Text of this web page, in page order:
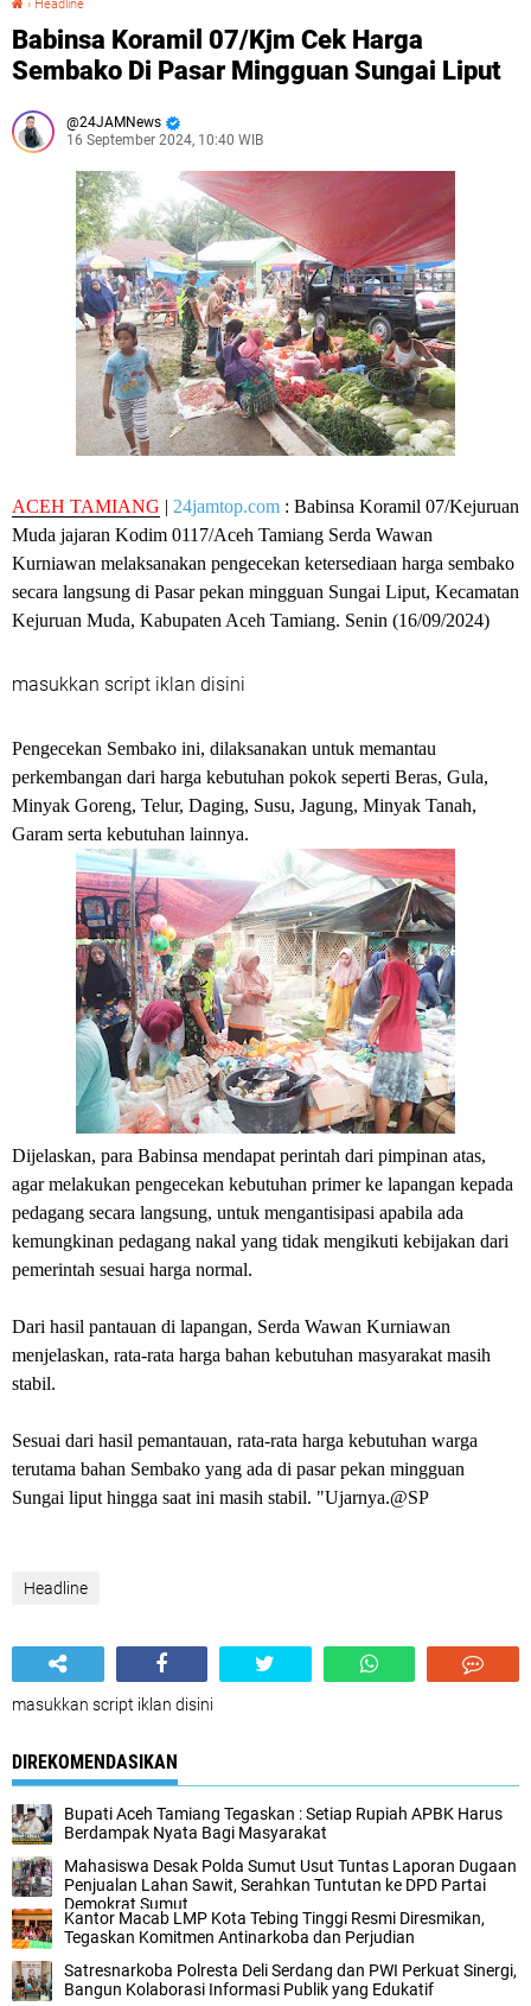
› Headline
Babinsa Koramil 07/Kjm Cek Harga
Sembako Di Pasar Mingguan Sungai Liput
24JAMNews
16 September 2024, 10:40 WIB
ACEH TAMIANG | 24jamtop.com : Babinsa Koramil 07/Kejuruan
Muda jajaran Kodim 0117/Aceh Tamiang Serda Wawan
Kurniawan melaksanakan pengecekan ketersediaan harga sembako
secara langsung di Pasar pekan mingguan Sungai Liput, Kecamatan
Kejuruan Muda, Kabupaten Aceh Tamiang. Senin (16/09/2024)
masukkan script iklan disini
Pengecekan Sembako ini, dilaksanakan untuk memantau
perkembangan dari harga kebutuhan pokok seperti Beras, Gula,
Minyak Goreng, Telur, Daging, Susu, Jagung, Minyak Tanah,
Garam serta kebutuhan lainnya.
Dijelaskan, para Babinsa mendapat perintah dari pimpinan atas,
agar melakukan pengecekan kebutuhan primer ke lapangan kepada
pedagang secara langsung, untuk mengantisipasi apabila ada
kemungkinan pedagang nakal yang tidak mengikuti kebijakan dari
pemerintah sesuai harga normal.
Dari hasil pantauan di lapangan, Serda Wawan Kurniawan
menjelaskan, rata-rata harga bahan kebutuhan masyarakat masih
stabil.
Sesuai dari hasil pemantauan, rata-rata harga kebutuhan warga
terutama bahan Sembako yang ada di pasar pekan mingguan
Sungai liput hingga saat ini masih stabil. "Ujarnya.@SP
Headline
masukkan script iklan disini
DIREKOMENDASIKAN
Bupati Aceh Tamiang Tegaskan : Setiap Rupiah APBK Harus
Berdampak Nyata Bagi Masyarakat
Mahasiswa Desak Polda Sumut Usut Tuntas Laporan Dugaan
Penjualan Lahan Sawit, Serahkan Tuntutan ke DPD Partai
Demokrat Sumut
Kantor Macab LMP Kota Tebing Tinggi Resmi Diresmikan,
Tegaskan Komitmen Antinarkoba dan Perjudian
Satresnarkoba Polresta Deli Serdang dan PWI Perkuat Sinergi,
Bangun Kolaborasi Informasi Publik yang Edukatif